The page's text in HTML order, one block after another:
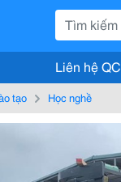
Liên hệ QC
tạo Học nghề